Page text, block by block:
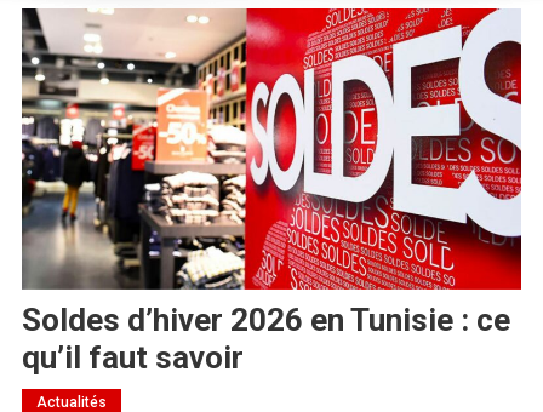
Soldes d’hiver 2026 en Tunisie : ce
qu’il faut savoir
Actualités